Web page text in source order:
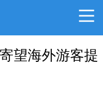
望海外游客提